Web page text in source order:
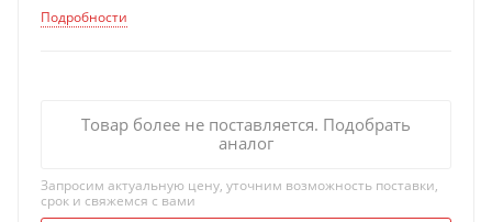
Подробности
Товар более не поставляется. Подобрать
аналог
Запросим актуальную цену, уточним возможность поставки,
срок и свяжемся с вами